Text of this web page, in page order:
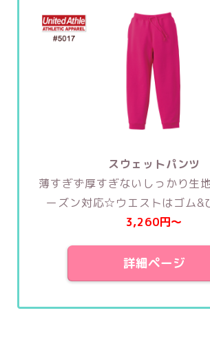
スウェットパンツ
薄すぎず厚すぎないしっかり生
ーズン対応☆ウエストはゴム&
3,260円〜
詳細ページ